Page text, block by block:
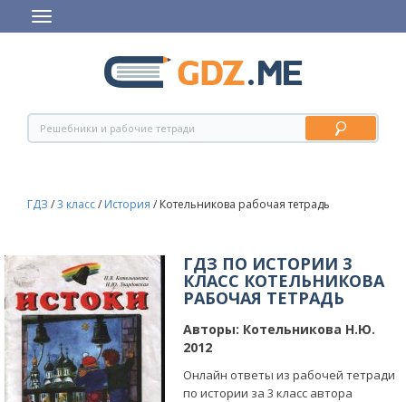
ГДЗ /3 класс/ История / Котельникова рабочая тетрадь
ГДЗ ПО ИСТОРИИ 3
КЛАСС КОТЕЛЬНИКОВА
РАБОЧАЯ ТЕТРАДЬ
Авторы: Котельникова Н.Ю.
2012
Онлайн ответы из рабочей тетради
по истории за 3 класс автора